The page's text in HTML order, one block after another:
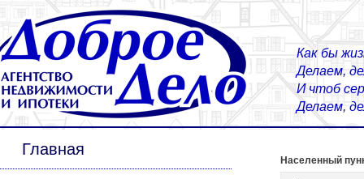
Как бы
Делаем,
И чтоб
Делаем,
Главная
Населенный